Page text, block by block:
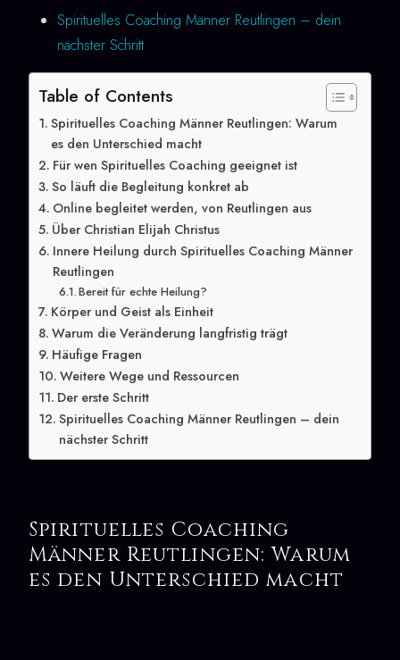
Spirituelles Coaching Männer Reutlingen – dein
nächster Schritt
Table of Contents
Spirituelles Coaching Männer Reutlingen: Warum
es den Unterschied macht
Für wen Spirituelles Coaching geeignet ist
So läuft die Begleitung konkret ab
Online begleitet werden, von Reutlingen aus
Über Christian Elijah Christus
Innere Heilung durch Spirituelles Coaching Männer
Reutlingen
Bereit für echte Heilung?
Körper und Geist als Einheit
Warum die Veränderung langfristig trägt
Häufige Fragen
Weitere Wege und Ressourcen
Der erste Schritt
Spirituelles Coaching Männer Reutlingen – dein
nächster Schritt
Spirituelles Coaching
Männer Reutlingen: Warum
es den Unterschied macht